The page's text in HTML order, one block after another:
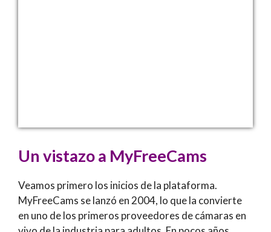
Un vistazo a MyFreeCams
Veamos primero los inicios de la plataforma.
MyFreeCams se lanzó en 2004, lo que la convierte
en uno de los primeros proveedores de cámaras en